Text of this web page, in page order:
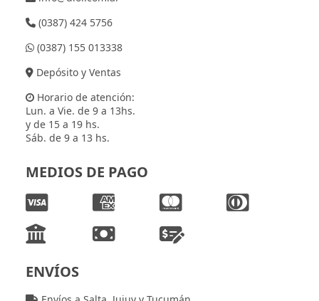
(0387) 424 5756
(0387) 155 013338
Depósito y Ventas
Horario de atención:
Lun. a Vie. de 9 a 13hs.
y de 15 a 19 hs.
Sáb. de 9 a 13 hs.
MEDIOS DE PAGO
ENVÍOS